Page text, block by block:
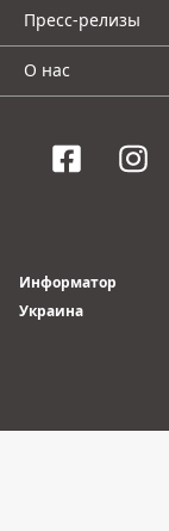
Пресс-релизы
О нас
Информатор
Украина